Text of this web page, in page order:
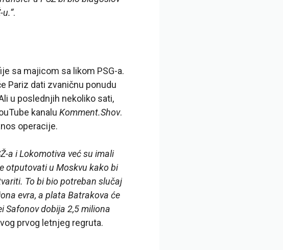
.
sa majicom sa likom PSG-a.
Pariz dati zvaničnu ponudu
u poslednjih nekoliko sati,
kanalu Komment.Shov.
operacije.
a i Lokomotiva već su imali
otputovati u Moskvu kako bi
To bi bio potreban slučaj
evra, a plata Batrakova će
Safonov dobija 2,5 miliona
prvog letnjeg regruta.